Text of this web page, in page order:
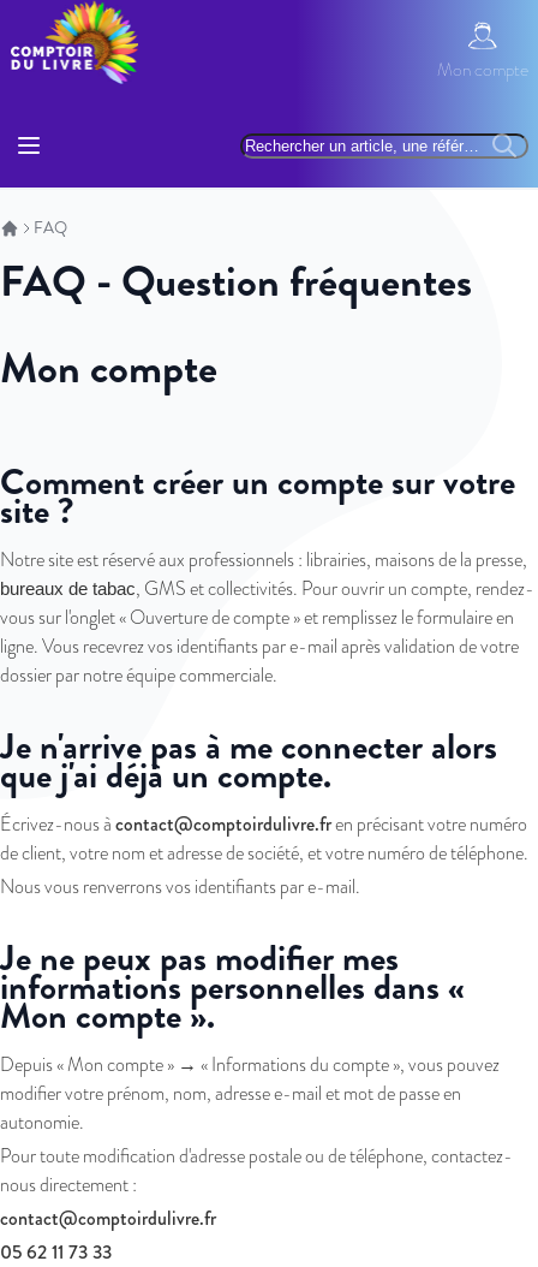
Allez au contenu
Rechercher
Mon
Mon compte
FAQ
FAQ - Question fréquentes
Mon compte
Comment créer un compte sur votre
site ?
Notre site est réservé aux professionnels : librairies, maisons de la presse,
bureaux de tabac, GMS et collectivités. Pour ouvrir un compte, rendez-
vous sur l'onglet «Ouverture de compte» et remplissez le formulaire en
ligne. Vous recevrez vos identifiants par e-mail après validation de votre
dossier par notre équipe commerciale.
Je n'arrive pas à me connecter alors
que j'ai déjà un compte.
Écrivez-nous àcontact@comptoirdulivre.fren précisant votre numéro
de client, votre nom et adresse de société, et votre numéro de téléphone.
Nous vous renverrons vos identifiants par e-mail.
Je ne peux pas modifier mes
informations personnelles dans «
Mon compte ».
Depuis « Mon compte » → « Informations du compte », vous pouvez
modifier votre prénom, nom, adresse e-mail et mot de passe en
autonomie.
Pour toute modification d'adresse postale ou de téléphone, contactez-
nous directement :
contact@comptoirdulivre.fr
05 62 11 73 33